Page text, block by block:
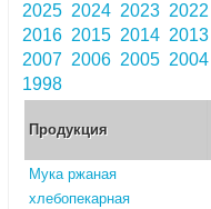
2025 2024 2023 2022
2016 2015 2014 2013
2007 2006 2005 2004
1998
Продукция
Мука ржаная
хлебопекарная